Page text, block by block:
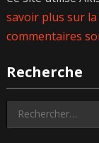
savoir plus sur
commentaires
Recherche
Rechercher :